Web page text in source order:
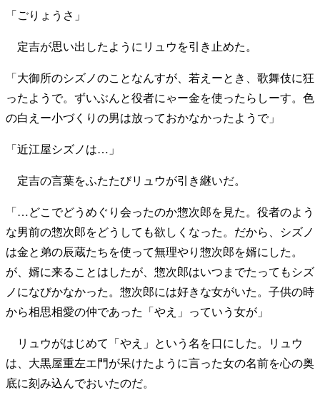
「ごりょうさ」
定吉が思い出したようにリュウを引き止めた。
「大御所のシズノのことなんすが、若えーとき、歌舞伎に狂
ったようで。ずいぶんと役者にゃー金を使ったらしーす。色
の白えー小づくりの男は放っておかなかったようで」
「近江屋シズノは…」
定吉の言葉をふたたびリュウが引き継いだ。
「…どこでどうめぐり会ったのか惣次郎を見た。役者のよう
な男前の惣次郎をどうしても欲しくなった。だから、シズノ
は金と弟の辰蔵たちを使って無理やり惣次郎を婿にした。
が、婿に来ることはしたが、惣次郎はいつまでたってもシズ
ノになびかなかった。惣次郎には好きな女がいた。子供の時
から相思相愛の仲であった「やえ」っていう女が」
リュウがはじめて「やえ」という名を口にした。リュウ
は、大黒屋重左エ門が呆けたように言った女の名前を心の奥
底に刻み込んでおいたのだ。